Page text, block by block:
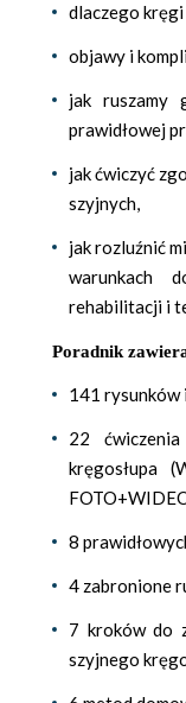
dlaczego kręgi
objawy i
jak ruszamy
prawidłowej
jak ćwiczyć
szyjnych,
jak rozluźnić
warunkach
rehabilitacji i
Poradnik
141 rysunków
22
kręgosłupa
8
4 zabronione
7 kroków do
szyjnego